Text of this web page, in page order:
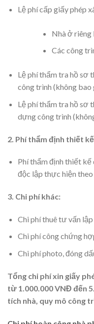
Lệ phí cấp giấy phép
Nhà ở riêng
Các công
Lệ phí thẩm tra hồ sơ
công trình (không
Lệ phí thẩm tra hồ sơ
dựng công trình
2. Phí thẩm định thiết
Phí thẩm định thiết
độc lập thực hiện
3. Chi phí khác:
Chi phí thuê tư vấn
Chi phí công chứng
Chi phí photo, đóng
Tổng chi phí xin giấy
từ 1.000.000 VNĐ đến
tích nhà, quy mô công